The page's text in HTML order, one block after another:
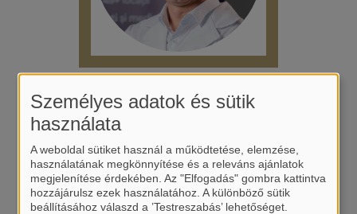
Sfarti Victor Catalin
Személyes adatok és sütik
használata
A weboldal sütiket használ a működtetése, elemzése,
használatának megkönnyítése és a releváns ajánlatok
megjelenítése érdekében. Az "Elfogadás" gombra kattintva
hozzájárulsz ezek használatához. A különböző sütik
beállításához válaszd a ’Testreszabás’ lehetőséget.